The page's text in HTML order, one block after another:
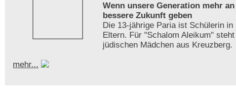
Wenn unsere Generation mehr
bessere Zukunft geben
Die 13-jährige Paria ist Schülerin
Eltern. Für "Schalom Aleikum"
jüdischen Mädchen aus Kreuzberg.
mehr...